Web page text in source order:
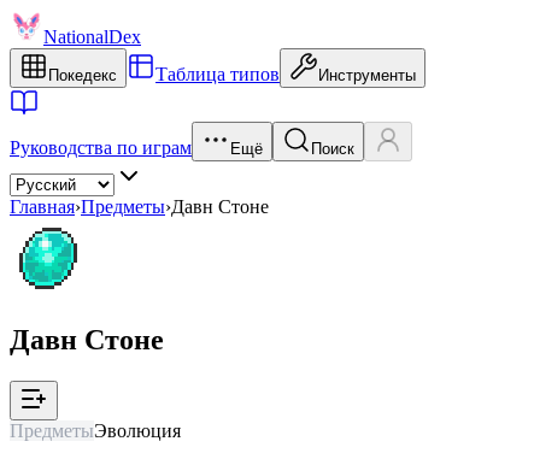
NationalDex
Покедекс Таблица типов Инструменты
Руководства по играм Ещё Поиск
Главная›Предметы›Давн Стоне
Давн Стоне
ПредметыЭволюция